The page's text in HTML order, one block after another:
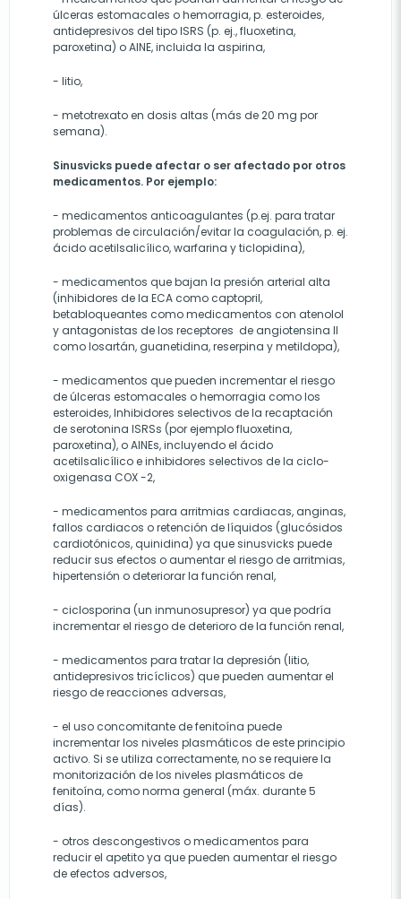
úlceras estomacales o hemorragia, p. esteroides,
antidepresivos del tipo ISRS (p. ej., fluoxetina,
paroxetina) o AINE, incluida la aspirina,
- litio,
- metotrexato en dosis altas (más de 20 mg por
semana).
Sinusvicks puede afectar o ser afectado por otros
medicamentos. Por ejemplo:
- medicamentos anticoagulantes (p.ej. para tratar
problemas de circulación/evitar la coagulación, p. ej.
ácido acetilsalicílico, warfarina y ticlopidina),
- medicamentos que bajan la presión arterial alta
(inhibidores de la ECA como captopril,
betabloqueantes como medicamentos con atenolol
y antagonistas de los receptores de angiotensina II
como losartán, guanetidina, reserpina y metildopa),
- medicamentos que pueden incrementar el riesgo
de úlceras estomacales o hemorragia como los
esteroides, Inhibidores selectivos de la recaptación
de serotonina ISRSs (por ejemplo fluoxetina,
paroxetina), o AINEs, incluyendo el ácido
acetilsalicílico e inhibidores selectivos de la ciclo-
oxigenasa COX -2,
- medicamentos para arritmias cardiacas, anginas,
fallos cardiacos o retención de líquidos (glucósidos
cardiotónicos, quinidina) ya que sinusvicks puede
reducir sus efectos o aumentar el riesgo de arritmias,
hipertensión o deteriorar la función renal,
- ciclosporina (un inmunosupresor) ya que podría
incrementar el riesgo de deterioro de la función renal,
- medicamentos para tratar la depresión (litio,
antidepresivos tricíclicos) que pueden aumentar el
riesgo de reacciones adversas,
- el uso concomitante de fenitoína puede
incrementar los niveles plasmáticos de este principio
activo. Si se utiliza correctamente, no se requiere la
monitorización de los niveles plasmáticos de
fenitoína, como norma general (máx. durante 5
días).
- otros descongestivos o medicamentos para
reducir el apetito ya que pueden aumentar el riesgo
de efectos adversos,